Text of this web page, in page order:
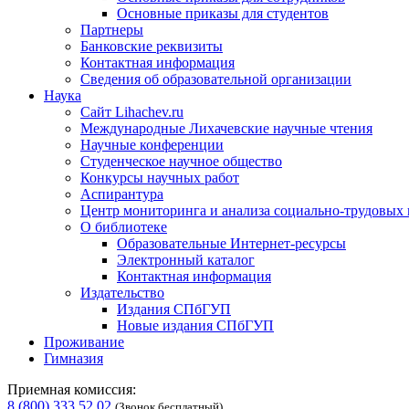
Основные приказы для студентов
Партнеры
Банковские реквизиты
Контактная информация
Сведения об образовательной организации
Наука
Сайт Lihachev.ru
Международные Лихачевские научные чтения
Научные конференции
Студенческое научное общество
Конкурсы научных работ
Аспирантура
Центр мониторинга и анализа социально-трудовых
О библиотеке
Образовательные Интернет-ресурсы
Электронный каталог
Контактная информация
Издательство
Издания СПбГУП
Новые издания СПбГУП
Проживание
Гимназия
Приемная комиссия:
8 (800) 333 52 02